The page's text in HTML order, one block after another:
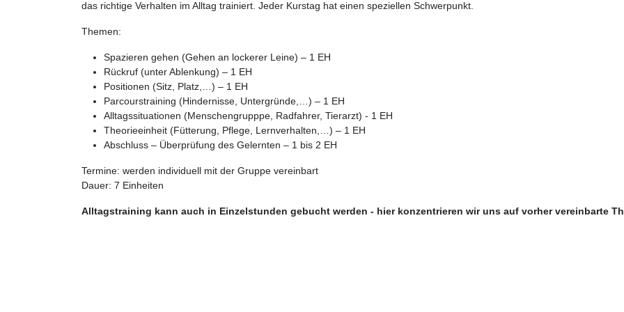
das richtige Verhalten im Alltag trainiert. Jeder Kurstag hat einen speziellen Schwerpunkt.
Themen:
Spazieren gehen (Gehen an lockerer Leine) – 1 EH
Rückruf (unter Ablenkung) – 1 EH
Positionen (Sitz, Platz,…) – 1 EH
Parcourstraining (Hindernisse, Untergründe,…) – 1 EH
Alltagssituationen (Menschengrupppe, Radfahrer, Tierarzt) - 1 EH
Theorieeinheit (Fütterung, Pflege, Lernverhalten,…) – 1 EH
Abschluss – Überprüfung des Gelernten – 1 bis 2 EH
Termine: werden individuell mit der Gruppe vereinbart
Dauer: 7 Einheiten
Alltagstraining kann auch in Einzelstunden gebucht werden - hier konzentrieren wir uns auf vorher vereinbarte